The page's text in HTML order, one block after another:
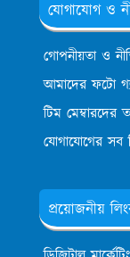
যোগাযোগ ও
গোপনীয়তা ও
আমাদের ফটো
টিম মেম্বারদের
যোগাযোগের সব
প্রয়োজনীয়